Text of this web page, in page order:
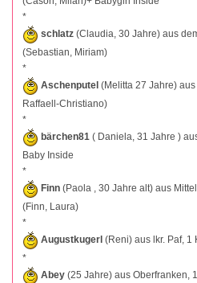
*
schlatz (Claudia, 30 Jahre) aus
(Sebastian, Miriam)
*
Aschenputel (Melitta 27 Jahre)
Raffaell-Christiano)
*
bärchen81 ( Daniela, 31 Jahre )
Baby Inside
*
Finn (Paola , 30 Jahre alt) aus
(Finn, Laura)
*
Augustkugerl (Reni) aus lkr. Paf, 1
*
Abey (25 Jahre) aus Oberfranken,